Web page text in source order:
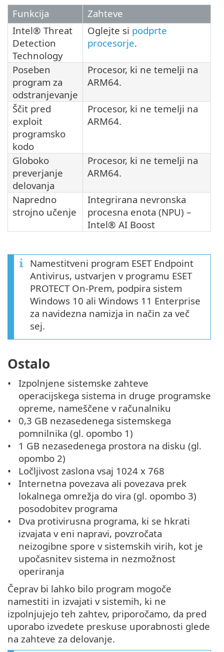
Funkcija
Zahteve
Intel® Threat
Detection
Technology
Oglejte si podprte
procesorje.
Poseben
program za
odstranjevanje
Procesor, ki ne temelji na
ARM64.
Ščit pred
exploit
programsko
kodo
Procesor, ki ne temelji na
ARM64.
Globoko
preverjanje
delovanja
Procesor, ki ne temelji na
ARM64.
Napredno
strojno učenje
Integrirana nevronska
procesna enota (NPU) –
Intel® AI Boost
Namestitveni program ESET Endpoint
Antivirus, ustvarjen v programu ESET
PROTECT On-Prem, podpira sistem
Windows 10 ali Windows 11 Enterprise
za navidezna namizja in način za več
sej.
Ostalo
Izpolnjene sistemske zahteve
operacijskega sistema in druge programske
opreme, nameščene v računalniku
0,3 GB nezasedenega sistemskega
pomnilnika (gl. opombo 1)
1 GB nezasedenega prostora na disku (gl.
opombo 2)
Ločljivost zaslona vsaj 1024 x 768
Internetna povezava ali povezava prek
lokalnega omrežja do vira (gl. opombo 3)
posodobitev programa
Dva protivirusna programa, ki se hkrati
izvajata v eni napravi, povzročata
neizogibne spore v sistemskih virih, kot je
upočasnitev sistema in nezmožnost
operiranja
Čeprav bi lahko bilo program mogoče
namestiti in izvajati v sistemih, ki ne
izpolnjujejo teh zahtev, priporočamo, da pred
uporabo izvedete preskuse uporabnosti glede
na zahteve za delovanje.